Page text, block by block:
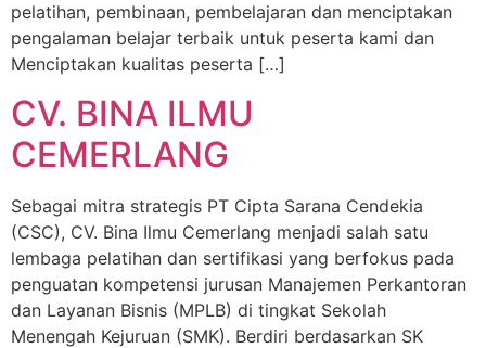
pelatihan, pembinaan, pembelajaran dan menciptakan
pengalaman belajar terbaik untuk peserta kami dan
Menciptakan kualitas peserta […]
CV. BINA ILMU
CEMERLANG
Sebagai mitra strategis PT Cipta Sarana Cendekia
(CSC), CV. Bina Ilmu Cemerlang menjadi salah satu
lembaga pelatihan dan sertifikasi yang berfokus pada
penguatan kompetensi jurusan Manajemen Perkantoran
dan Layanan Bisnis (MPLB) di tingkat Sekolah
Menengah Kejuruan (SMK). Berdiri berdasarkan SK